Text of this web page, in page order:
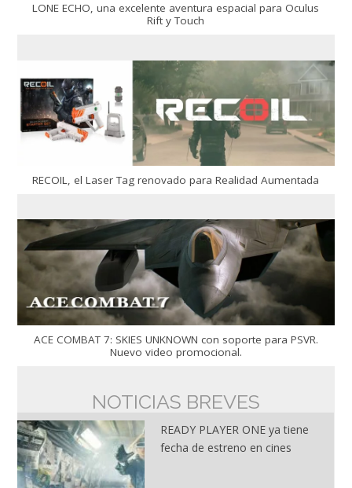
LONE ECHO, una excelente aventura espacial para Oculus
Rift y Touch
RECOIL, el Laser Tag renovado para Realidad Aumentada
ACE COMBAT 7: SKIES UNKNOWN con soporte para PSVR.
Nuevo video promocional.
NOTICIAS BREVES
NOTICIAS BREVES RV: Samsung
obtiene patente para controlador